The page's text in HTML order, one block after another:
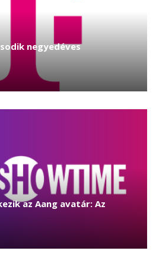
negyedéves
az Aang avatár: Az